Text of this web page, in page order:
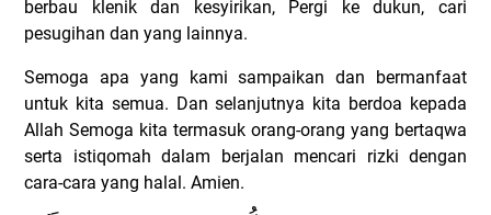
berbau klenik dan kesyirikan, Pergi ke dukun, cari
pesugihan dan yang lainnya.
Semoga apa yang kami sampaikan dan bermanfaat
untuk kita semua. Dan selanjutnya kita berdoa kepada
Allah Semoga kita termasuk orang-orang yang bertaqwa
serta istiqomah dalam berjalan mencari rizki dengan
cara-cara yang halal. Amien.